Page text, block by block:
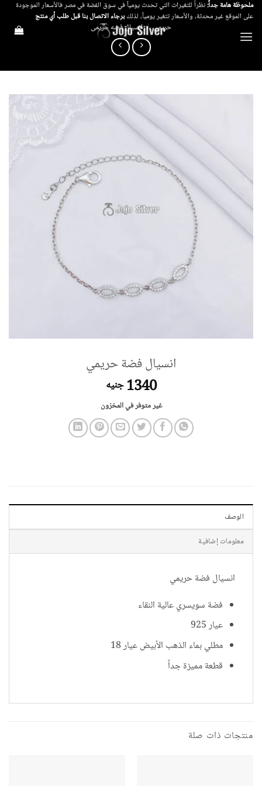
تخطي
للمحتوى
ملحوظة هامة جداً:نظراً للتغيرات التي تحدث يومياً في سوق الفضة في مصر فالأسعار الموجودة
على الموقع غير محدثة، والأسعار تتغير يومياً، لذلكبرجاء الاتصال بنا قبل طلب أي منتج
حريمي / انسيال فضه حريمى
انسيال فضة حريمي
1340 جنيه
غير متوفر في المخزون
الوصف
معلومات إضافية
انسيال فضة حريمي
فضة سويسري عالية النقاء
عيار 925
مطلي بماء الذهب الأبيض عيار 18
قطعة مميزة جداً
منتجات ذات صلة